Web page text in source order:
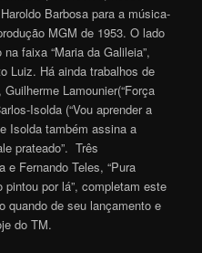
Barbosa para a música-
MGM de 1953. O lado
faixa “Maria da Galileia”,
Luiz. Há ainda trabalhos de
Lamounier(“Força
Isolda (“Vou aprender a
Isolda também assina a
prateado”. Três
e Fernando Teles, “Pura
pintou por lá”, completam este
quando de seu lançamento e
do TM.